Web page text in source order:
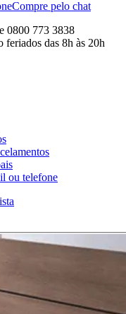
Compre pelo chat
0800 773 3838
feriados das 8h às 20h
ou telefone